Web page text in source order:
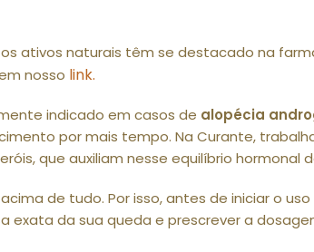
ativos naturais têm se destacado na
nosso link.
indicado em casos de alopécia
por mais tempo. Na Curante,
que auxiliam nesse equilíbrio hormonal
de tudo. Por isso, antes de iniciar o
exata da sua queda e prescrever a